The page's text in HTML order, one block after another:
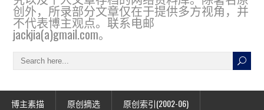
创外，所录部分文章仅在于提供多方视角，并
不代表博主观点。联系电邮
jackjia(a)gmail.com。
博主素描 原创摘选 原创索引(2002-06)